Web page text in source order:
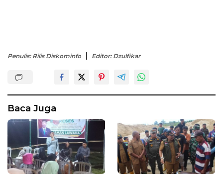
Penulis: Rilis Diskominfo Editor: Dzulfikar
Baca Juga